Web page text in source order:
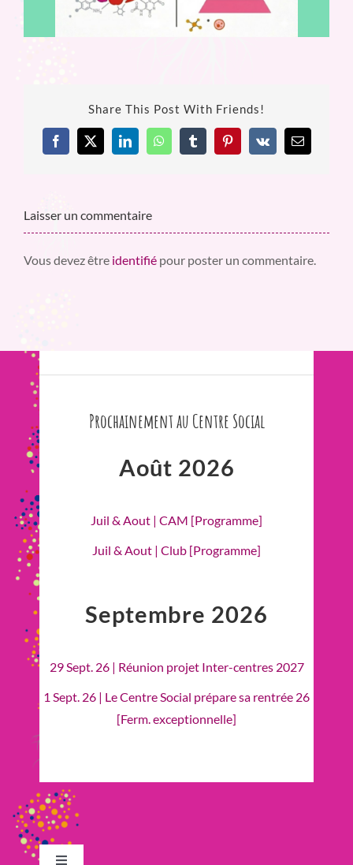
Share This Post With Friends!
Facebook
X LinkedInWhatsAppTumblrPinterest
Vk Email
Laisser un commentaire
Vous devez être identifié pour poster un commentaire.
Prochainement au Centre Social
Août 2026
Juil & Aout | CAM [Programme]
Juil & Aout | Club [Programme]
Septembre 2026
29 Sept. 26 | Réunion projet Inter-centres 2027
1 Sept. 26 | Le Centre Social prépare sa rentrée 26
[Ferm. exceptionnelle]